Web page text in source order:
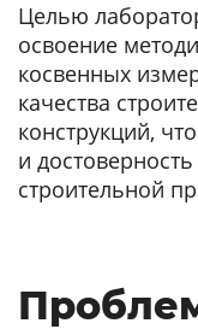
Целью
освоение
косвенных
качества
конструкций,
и
строительной